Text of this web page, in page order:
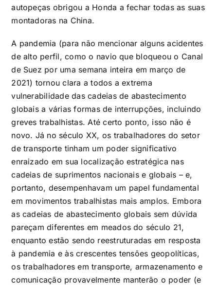
autopeças obrigou a Honda a fechar todas as suas
montadoras na China.
A pandemia (para não mencionar alguns acidentes
de alto perfil, como o navio que bloqueou o Canal
de Suez por uma semana inteira em março de
2021) tornou clara a todos a extrema
vulnerabilidade das cadeias de abastecimento
globais a várias formas de interrupções, incluindo
greves trabalhistas. Até certo ponto, isso não é
novo. Já no século XX, os trabalhadores do setor
de transporte tinham um poder significativo
enraizado em sua localização estratégica nas
cadeias de suprimentos nacionais e globais – e,
portanto, desempenhavam um papel fundamental
em movimentos trabalhistas mais amplos. Embora
as cadeias de abastecimento globais sem dúvida
pareçam diferentes em meados do século 21,
enquanto estão sendo reestruturadas em resposta
à pandemia e às crescentes tensões geopolíticas,
os trabalhadores em transporte, armazenamento e
comunicação provavelmente manterão o poder (e